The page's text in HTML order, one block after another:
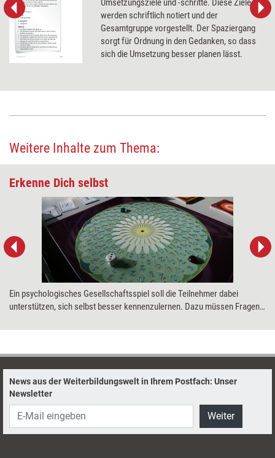
Umsetzungsziele und -schritte. Diese Ziele
werden schriftlich notiert und der
Gesamtgruppe vorgestellt. Der Spaziergang
sorgt für Ordnung in den Gedanken, so dass
sich die Umsetzung besser planen lässt.
Weitere Inhalte zum Thema:
Erkenne Dich selbst
Ein psychologisches Gesellschaftsspiel soll die Teilnehmer dabei
unterstützen, sich selbst besser kennenzulernen. Dazu müssen Fragen
sowie Prognosen und Wünsche für die Zukunft formuliert werden.
News aus der Weiterbildungswelt in Ihrem Postfach: Unser
Newsletter
Weiter